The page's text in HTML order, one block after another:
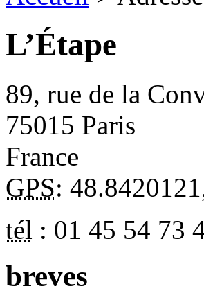
L’Étape
89, rue de la
75015 Paris
France
GPS: 48.8420121
tél : 01 45 54 73
breves